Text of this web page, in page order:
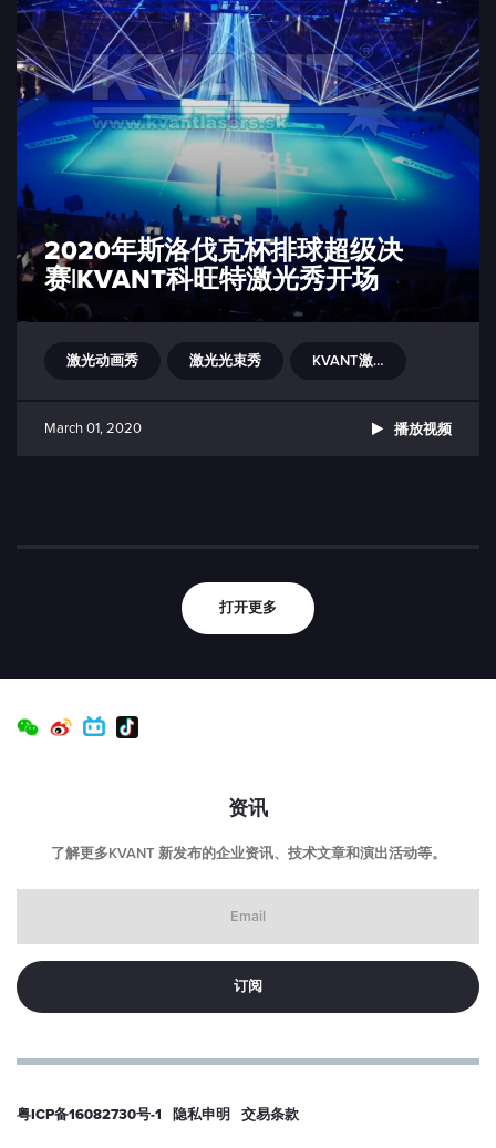
2020年斯洛伐克杯排球超级决
赛|KVANT科旺特激光秀开场
激光动画秀 激光光束秀 KVANT激光灯
March 01, 2020 播放视频
打开更多
资讯
了解更多KVANT 新发布的企业资讯、技术文章和演出活动等。
粤ICP备16082730号-1 隐私申明 交易条款